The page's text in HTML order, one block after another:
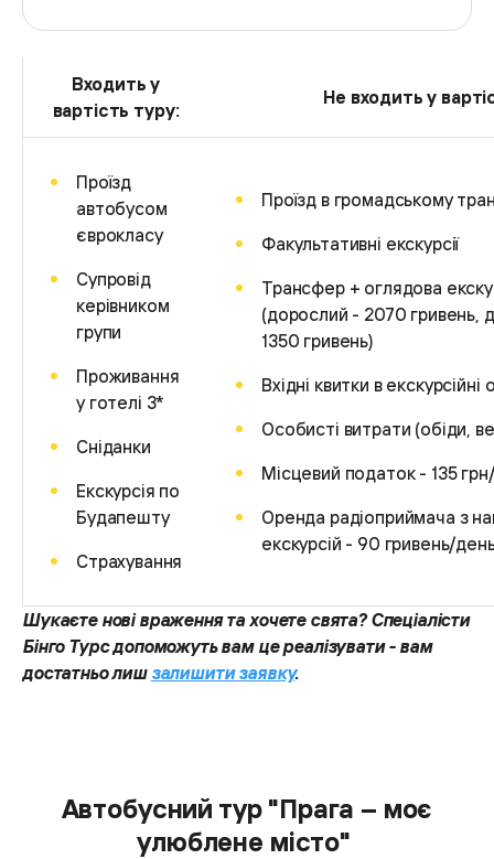
Входить у
вартість туру:
Не входить у
Проїзд
автобусом
єврокласу
Супровід
керівником
групи
Проживання
у готелі 3*
Сніданки
Екскурсія по
Будапешту
Страхування
Проїзд в громадському
Факультативні екскурсії
Трансфер + оглядова
(дорослий - 2070 гривень,
1350 гривень)
Вхідні квитки в екскурсійні
Особисті витрати (обіди,
Місцевий податок - 135
Оренда радіоприймача з
екскурсій - 90 гривень/
Шукаєте нові враження та хочете свята? Спеціалісти
Бінго Турс допоможуть вам це реалізувати - вам
достатньо лиш залишити заявку.
Автобусний тур "Прага – моє
улюблене місто"